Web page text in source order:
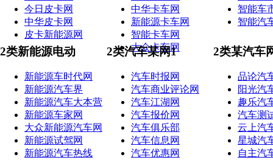
今日皮卡网
中华皮卡网
皮卡新能源网
中华卡车网
新能源卡车网
智能卡车网
大众卡车网
智能车
智能汽
2类新能源电动
新能源车时代网
新能源汽车界
新能源汽车大本营
新能源车家网
大众新能源汽车网
新能源试驾网
新能源汽车热线
2类汽车某网1
汽车时报网
汽车商业评论网
汽车江湖网
汽车报价网
汽车俱乐部
汽车信息网
汽车优惠网
2类某汽车
品论汽
阳光汽
趣乐汽
汽车测
云上汽
星城汽
自主汽